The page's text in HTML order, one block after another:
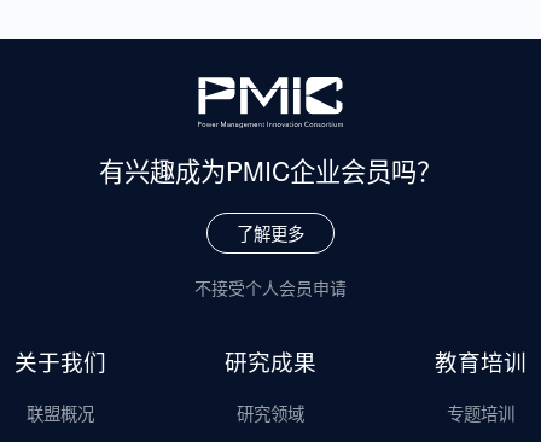
有兴趣成为PMIC企业会员吗？
了解更多
不接受个人会员申请
关于我们
联盟概况
研究成果
研究领域
教育培训
专题培训